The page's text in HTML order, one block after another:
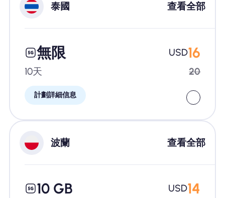
泰國 查看全部
無限
10天
計劃詳細信息
USD16
20
波蘭 查看全部
10 GB USD14